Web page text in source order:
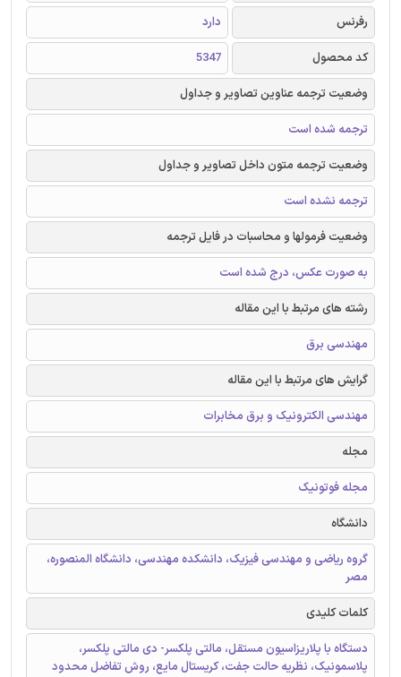
رفرنس
دارد
کد محصول
5347
وضعیت ترجمه عناوین تصاویر و جداول
ترجمه شده است
وضعیت ترجمه متون داخل تصاویر و جداول
ترجمه نشده است
وضعیت فرمولها و محاسبات در فایل ترجمه
به صورت عکس، درج شده است
رشته های مرتبط با این مقاله
مهندسی برق
گرایش های مرتبط با این مقاله
مهندسی الکترونیک و برق مخابرات
مجله
مجله فوتونیک
دانشگاه
گروه ریاضی و مهندسی فیزیک، دانشکده مهندسی، دانشگاه المنصوره،
مصر
کلمات کلیدی
دستگاه با پلاریزاسیون مستقل، مالتی پلکسر- دی مالتی پلکسر،
پلاسمونیک، نظریه حالت جفت، کریستال مایع، روش تفاضل محدود